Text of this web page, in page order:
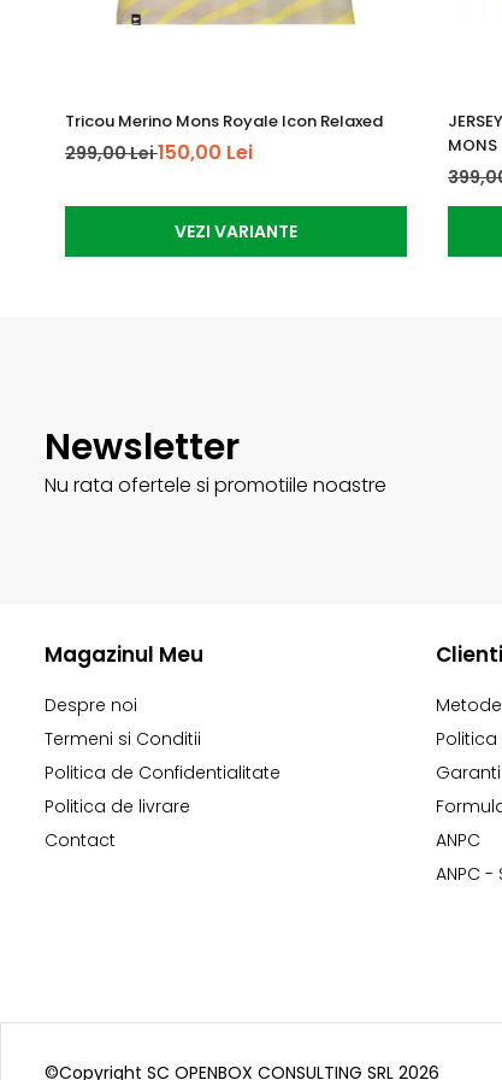
Tricou Merino Mons Royale Icon Relaxed
299,00 Lei150,00 Lei
VEZI VARIANTE
MONS
Newsletter
Nu rata ofertele si promotiile noastre
Magazinul Meu
Despre noi
Termeni si Conditii
Politica de Confidentialitate
Politica de livrare
Contact
Clienti
Politica
ANPC
ANPC -
©Copyright SC OPENBOX CONSULTING SRL 2026